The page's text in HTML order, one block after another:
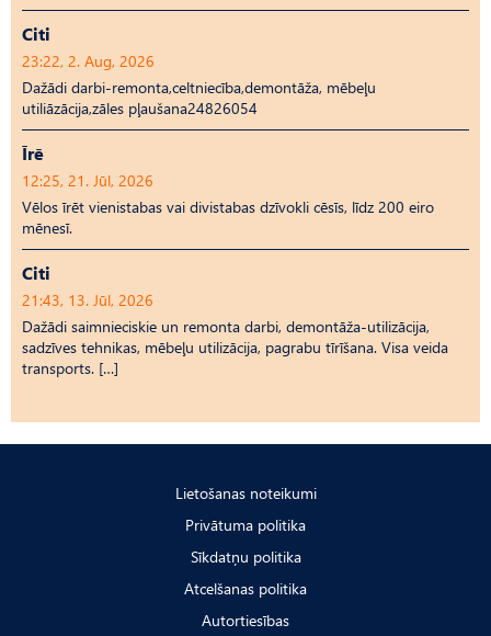
Citi
23:22, 2. Aug, 2026
Dažādi darbi-remonta,celtniecība,demontāža, mēbeļu
utiliāzācija,zāles pļaušana24826054
Īrē
12:25, 21. Jūl, 2026
Vēlos īrēt vienistabas vai divistabas dzīvokli cēsīs, līdz 200 eiro
mēnesī.
Citi
21:43, 13. Jūl, 2026
Dažādi saimnieciskie un remonta darbi, demontāža-utilizācija,
sadzīves tehnikas, mēbeļu utilizācija, pagrabu tīrīšana. Visa veida
transports. […]
Lietošanas noteikumi
Privātuma politika
Sīkdatņu politika
Atcelšanas politika
Autortiesības